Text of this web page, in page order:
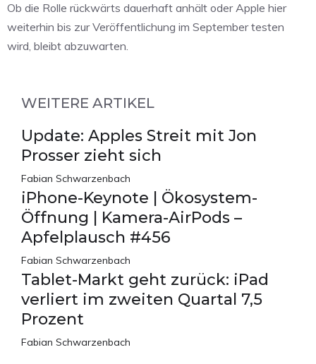
Ob die Rolle rückwärts dauerhaft anhält oder Apple hier
weiterhin bis zur Veröffentlichung im September testen
wird, bleibt abzuwarten.
WEITERE ARTIKEL
Update: Apples Streit mit Jon
Prosser zieht sich
Fabian Schwarzenbach
iPhone-Keynote | Ökosystem-
Öffnung | Kamera-AirPods –
Apfelplausch #456
Fabian Schwarzenbach
Tablet-Markt geht zurück: iPad
verliert im zweiten Quartal 7,5
Prozent
Fabian Schwarzenbach